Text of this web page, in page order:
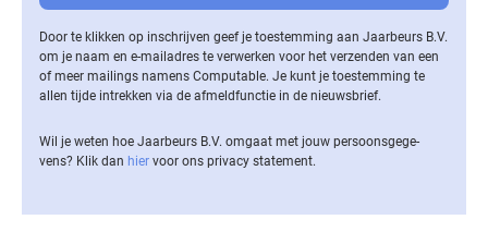
Door te klikken op inschrijven geef je toestemming aan Jaarbeurs B.V.
om je naam en e-mailadres te verwerken voor het verzenden van een
of meer mailings namens Computable. Je kunt je toestemming te
allen tijde intrekken via de af­meld­func­tie in de nieuwsbrief.
Wil je weten hoe Jaarbeurs B.V. omgaat met jouw per­soons­ge­ge­
vens? Klik dan hier voor ons privacy statement.